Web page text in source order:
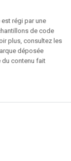
régi par une
de code
plus, consultez les
déposée
du contenu fait